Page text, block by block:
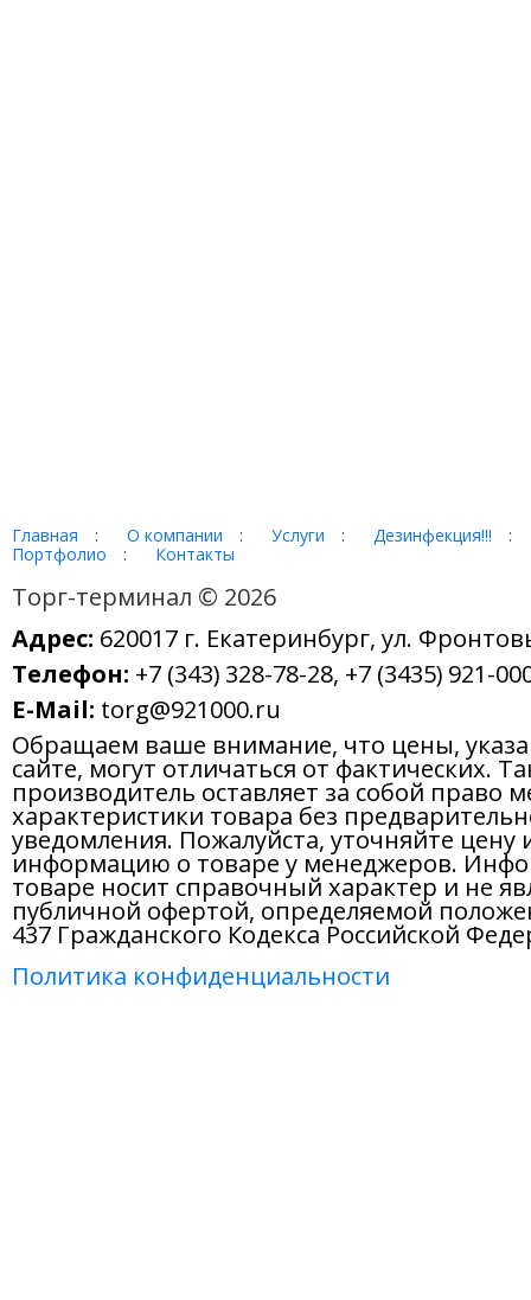
Дезинфекция!!!
Портфолио
Контакты
Торг-терминал © 2026
Адрес: 620017 г. Екатеринбург, ул.
Телефон: +7 (343) 328-78-28, +7 (3435) 921-
E-Mail: torg@921000.ru
Обращаем ваше внимание, что цены,
сайте, могут отличаться от фактических.
производитель оставляет за собой право
характеристики товара без
уведомления. Пожалуйста, уточняйте цену
информацию о товаре у менеджеров.
товаре носит справочный характер и не
публичной офертой, определяемой
437 Гражданского Кодекса Российской
Политика конфиденциальности